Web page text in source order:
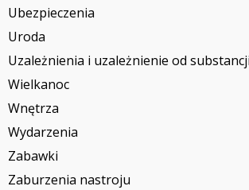
Ubezpieczenia
Uroda
Uzależnienia i uzależnienie od substancji
Wielkanoc
Wnętrza
Wydarzenia
Zabawki
Zaburzenia nastroju